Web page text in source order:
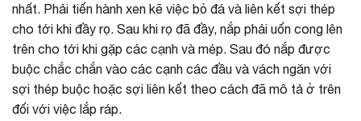
nhất. Phải tiến hành xen kẽ việc bỏ đá và liên kết sợi thép
cho tới khi đầy rọ. Sau khi rọ đã đầy, nắp phải uốn cong lên
trên cho tới khi gặp các cạnh và mép. Sau đó nắp được
buộc chắc chắn vào các cạnh các đầu và vách ngăn với
sợi thép buộc hoặc sợi liên kết theo cách đã mô tả ở trên
đối với việc lắp ráp.